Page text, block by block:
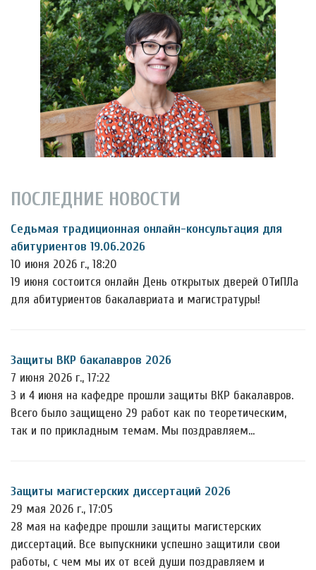
ПОСЛЕДНИЕ НОВОСТИ
Седьмая традиционная онлайн-консультация для
абитуриентов 19.06.2026
10 июня 2026 г., 18:20
19 июня состоится онлайн День открытых дверей ОТиПЛа
для абитуриентов бакалавриата и магистратуры!
Защиты ВКР бакалавров 2026
7 июня 2026 г., 17:22
3 и 4 июня на кафедре прошли защиты ВКР бакалавров.
Всего было защищено 29 работ как по теоретическим,
так и по прикладным темам. Мы поздравляем…
Защиты магистерских диссертаций 2026
29 мая 2026 г., 17:05
28 мая на кафедре прошли защиты магистерских
диссертаций. Все выпускники успешно защитили свои
работы, с чем мы их от всей души поздравляем и